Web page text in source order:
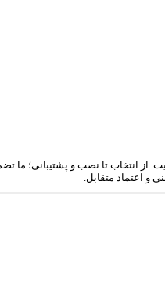
از انتخاب تا نصب و پشتیبانی؛ ما
و اعتماد متقابل.